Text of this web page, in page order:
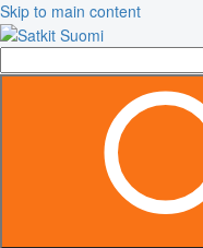
Skip to main content